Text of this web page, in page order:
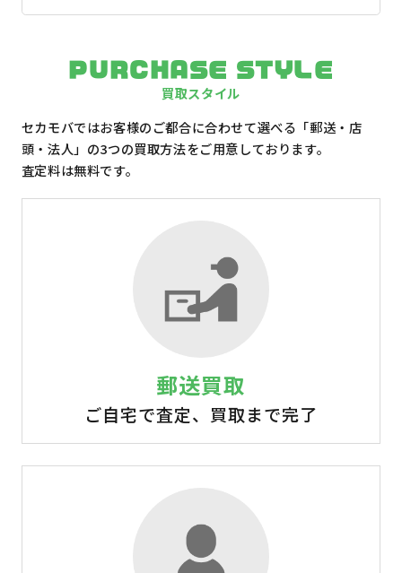
PURCHASE STYLE
買取スタイル
セカモバではお客様のご都合に合わせて選べる「郵送・店
頭・法人」の3つの買取方法をご用意しております。
査定料は無料です。
郵送買取
ご自宅で査定、買取まで完了